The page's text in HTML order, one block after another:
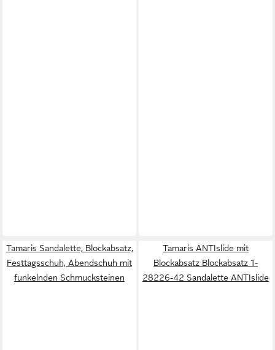
Tamaris Sandalette, Blockabsatz,
Festtagsschuh, Abendschuh mit
funkelnden Schmucksteinen
Tamaris ANTIslide mit
Blockabsatz Blockabsatz 1-
28226-42 Sandalette ANTIslide